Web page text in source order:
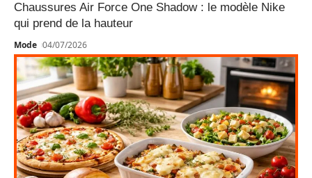
Chaussures Air Force One Shadow : le modèle Nike
qui prend de la hauteur
Mode 04/07/2026